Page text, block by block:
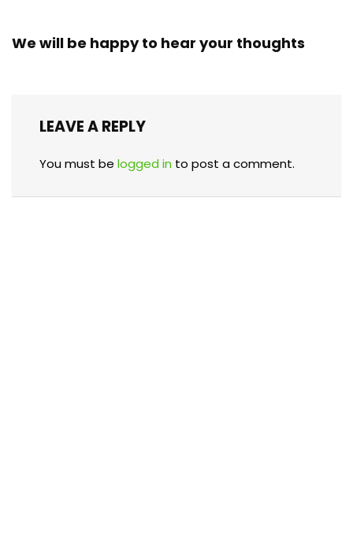
We will be happy to hear your thoughts
LEAVE A REPLY
You must be logged in to post a comment.